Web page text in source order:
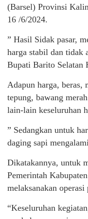
(Barsel) Provinsi
16 /6/2024.
” Hasil Sidak pasar,
harga stabil dan tidak
Bupati Barito Selatan
Adapun harga, beras,
tepung, bawang
lain-lain keseluruhan
” Sedangkan untuk
daging sapi
Dikatakannya, untuk
Pemerintah
melaksanakan operasi
“Keseluruhan